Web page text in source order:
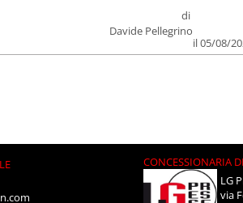
di
Davide Pellegrino
il 05/08/
CONCESSIONARIA
LG
via